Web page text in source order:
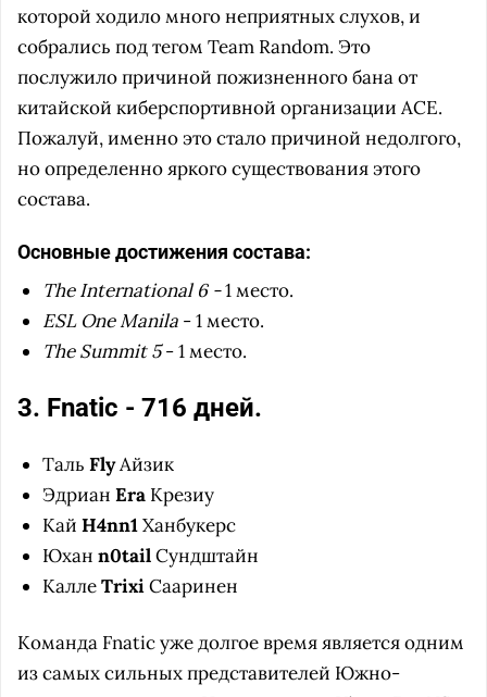
которой ходило много неприятных слухов, и
собрались под тегом Team Random. Это
послужило причиной пожизненного бана от
китайской киберспортивной организации ACE.
Пожалуй, именно это стало причиной недолгого,
но определенно яркого существования этого
состава.
Основные достижения состава:
The International 6 -1 место.
ESL One Manila - 1 место.
The Summit 5- 1 место.
3. Fnatic - 716 дней.
Таль FlyАйзик
Эдриан Era Крезиу
Кай H4nn1Ханбукерс
Юхан n0tailСундштайн
КаллеTrixiСааринен
Команда Fnatic уже долгое время является одним
из самых сильных представителей Южно-